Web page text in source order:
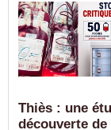
Thiès : une
découverte de